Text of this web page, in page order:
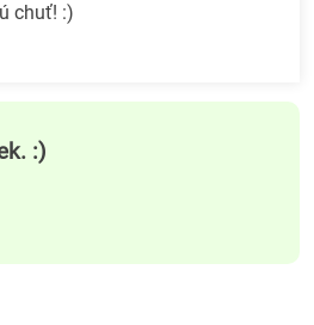
chuť! :)
:)